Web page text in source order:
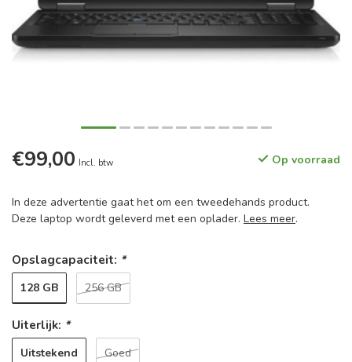
€99,00 Incl. btw Op voorraad
In deze advertentie gaat het om een tweedehands product.
Deze laptop wordt geleverd met een oplader. Lees meer.
Opslagcapaciteit: *
128 GB 256 GB
Uiterlijk: *
Uitstekend Goed